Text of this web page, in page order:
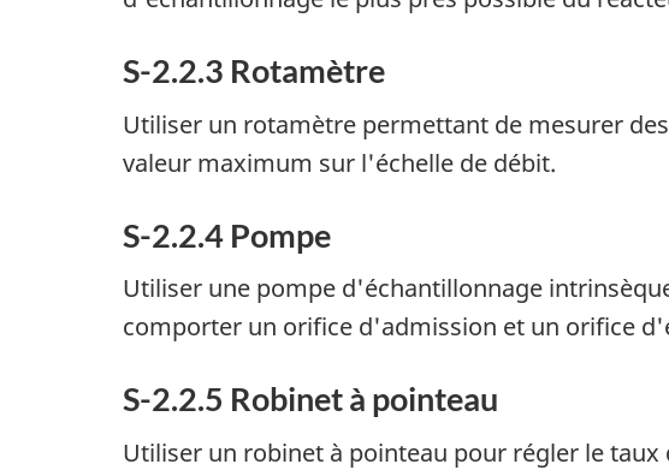
S-2.2.3 Rotamètre
Utiliser un rotamètre permettant de mesurer
valeur maximum sur l'échelle de débit.
S-2.2.4 Pompe
Utiliser une pompe d'échantillonnage
comporter un orifice d'admission et un orifice
S-2.2.5 Robinet à pointeau
Utiliser un robinet à pointeau pour régler le